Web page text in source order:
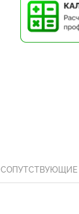
СОПУТСТВУЮЩИЕ